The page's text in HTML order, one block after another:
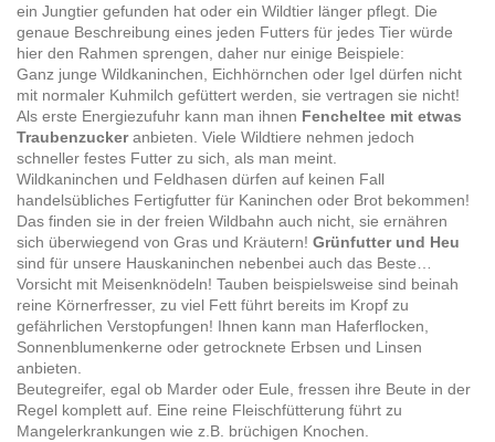
ein Jungtier gefunden hat oder ein Wildtier länger pflegt. Die
genaue Beschreibung eines jeden Futters für jedes Tier würde
hier den Rahmen sprengen, daher nur einige Beispiele:
Ganz junge Wildkaninchen, Eichhörnchen oder Igel dürfen nicht
mit normaler Kuhmilch gefüttert werden, sie vertragen sie nicht!
Als erste Energiezufuhr kann man ihnen Fencheltee mit etwas
Traubenzuckeranbieten. Viele Wildtiere nehmen jedoch
schneller festes Futter zu sich, als man meint.
Wildkaninchen und Feldhasen dürfen auf keinen Fall
handelsübliches Fertigfutter für Kaninchen oder Brot bekommen!
Das finden sie in der freien Wildbahn auch nicht, sie ernähren
sich überwiegend von Gras und Kräutern! Grünfutter und Heu
sind für unsere Hauskaninchen nebenbei auch das Beste…
Vorsicht mit Meisenknödeln! Tauben beispielsweise sind beinah
reine Körnerfresser, zu viel Fett führt bereits im Kropf zu
gefährlichen Verstopfungen! Ihnen kann man Haferflocken,
Sonnenblumenkerne oder getrocknete Erbsen und Linsen
anbieten.
Beutegreifer, egal ob Marder oder Eule, fressen ihre Beute in der
Regel komplett auf. Eine reine Fleischfütterung führt zu
Mangelerkrankungen wie z.B. brüchigen Knochen.